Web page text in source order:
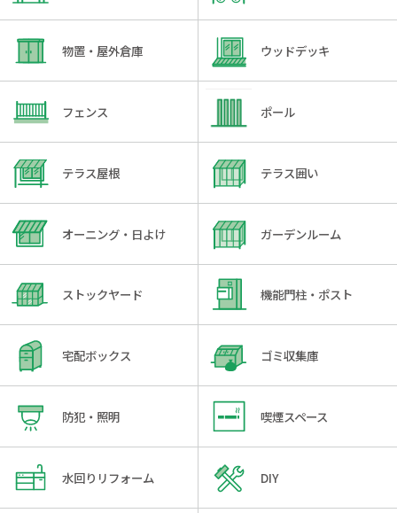
物置・屋外倉庫 ウッドデッキ
フェンス ポール
テラス屋根 テラス囲い
オーニング・日よけ ガーデンルーム
ストックヤード 機能門柱・ポスト
宅配ボックス ゴミ収集庫
防犯・照明 喫煙スペース
水回りリフォーム DIY